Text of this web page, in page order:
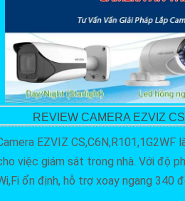
REVIEW CAMERA EZVIZ
EZVIZ
việc giám sát trong nhà. Với độ
ổn định, hỗ trợ xoay ngang 340